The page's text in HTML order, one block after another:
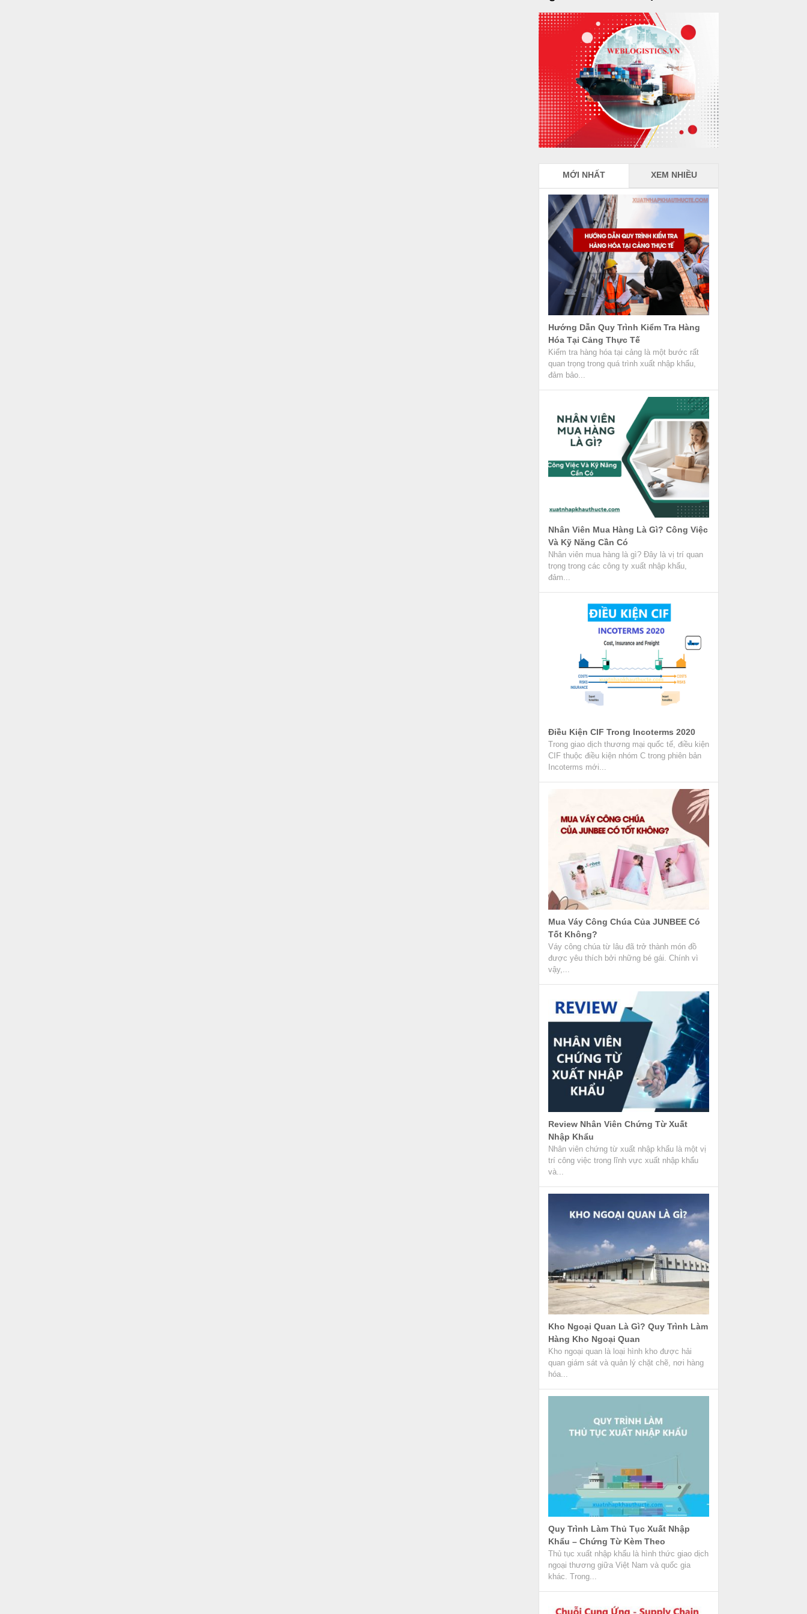
MỚI NHẤT XEM NHIỀU
Hướng Dẫn Quy Trình Kiểm Tra Hàng
Hóa Tại Cảng Thực Tế
Kiểm tra hàng hóa tại cảng là một bước rất
quan trọng trong quá trình xuất nhập khẩu,
đảm bảo...
Nhân Viên Mua Hàng Là Gì? Công Việc
Và Kỹ Năng Cần Có
Nhân viên mua hàng là gì? Đây là vị trí quan
trọng trong các công ty xuất nhập khẩu,
đảm...
Điều Kiện CIF Trong Incoterms 2020
Trong giao dịch thương mại quốc tế, điều kiện
CIF thuộc điều kiện nhóm C trong phiên bản
Incoterms mới...
Mua Váy Công Chúa Của JUNBEE Có
Tốt Không?
Váy công chúa từ lâu đã trở thành món đồ
được yêu thích bởi những bé gái. Chính vì
vậy,...
Review Nhân Viên Chứng Từ Xuất
Nhập Khẩu
Nhân viên chứng từ xuất nhập khẩu là một vị
trí công việc trong lĩnh vực xuất nhập khẩu
và...
Kho Ngoại Quan Là Gì? Quy Trình Làm
Hàng Kho Ngoại Quan
Kho ngoại quan là loại hình kho được hải
quan giám sát và quản lý chặt chẽ, nơi hàng
hóa...
Quy Trình Làm Thủ Tục Xuất Nhập
Khẩu – Chứng Từ Kèm Theo
Thủ tục xuất nhập khẩu là hình thức giao dịch
ngoại thương giữa Việt Nam và quốc gia
khác. Trong...